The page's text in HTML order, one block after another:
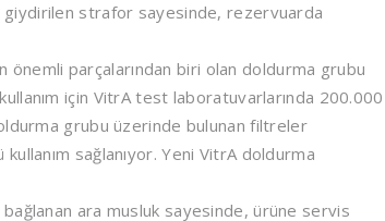
giydirilen strafor sayesinde, rezervuarda
önemli parçalarından biri olan doldurma grubu
için VitrA test laboratuvarlarında 200.000
grubu üzerinde bulunan filtreler
sağlanıyor. Yeni VitrA doldurma
ara musluk sayesinde, ürüne servis